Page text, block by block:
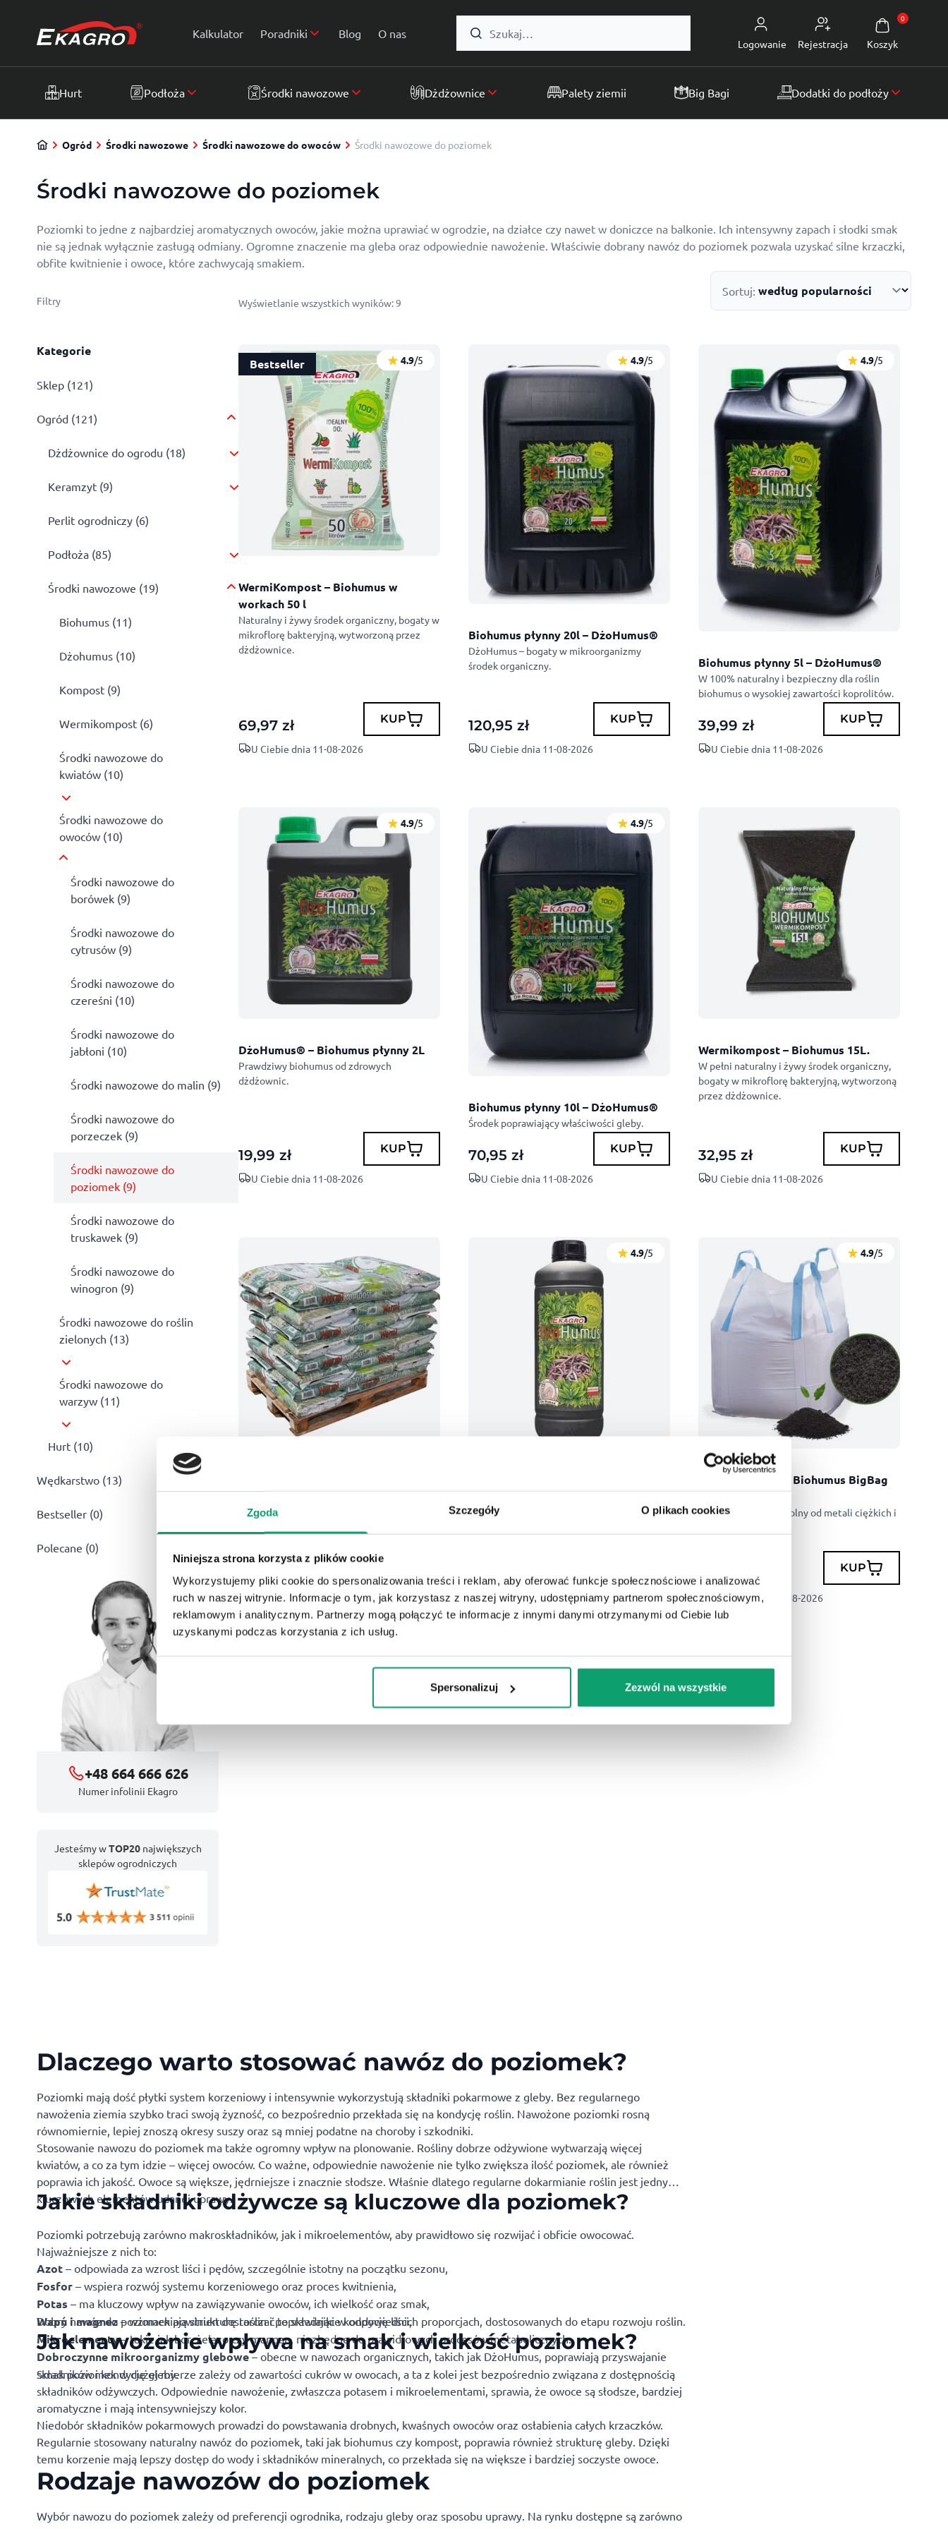
Zgoda Szczegóły O plikach cookies
Niniejsza strona korzysta z plików cookie
Wykorzystujemy pliki cookie do spersonalizowania treści i reklam, aby oferować funkcje społecznościowe i analizować
ruch w naszej witrynie. Informacje o tym, jak korzystasz z naszej witryny, udostępniamy partnerom społecznościowym,
reklamowym i analitycznym. Partnerzy mogą połączyć te informacje z innymi danymi otrzymanymi od Ciebie lub
uzyskanymi podczas korzystania z ich usług.
Spersonalizuj Zezwól na wszystkie
Kalkulator
Poradniki Blog O nas
Logowanie
Rejestracja Koszyk
0
Hurt Podłoża Środki nawozowe Dżdżownice Palety ziemii Big Bagi Dodatki do podłoży
Ogród Środki nawozowe Środki nawozowe do owoców Środki nawozowe do poziomek
Środki nawozowe do poziomek
Poziomki to jedne z najbardziej aromatycznych owoców, jakie można uprawiać w ogrodzie, na działce czy nawet w doniczce na balkonie. Ich intensywny zapach i słodki smak
nie są jednak wyłącznie zasługą odmiany. Ogromne znaczenie ma gleba oraz odpowiednie nawożenie. Właściwie dobrany nawóz do poziomek pozwala uzyskać silne krzaczki,
obfite kwitnienie i owoce, które zachwycają smakiem.
Filtry
Kategorie
Sklep (121)
Ogród (121)
Dżdżownice do ogrodu (18)
Keramzyt (9)
Perlit ogrodniczy (6)
Podłoża (85)
Środki nawozowe (19)
Biohumus (11)
Dżohumus (10)
Kompost (9)
Wermikompost (6)
Środki nawozowe do
kwiatów (10)
Środki nawozowe do
owoców (10)
Środki nawozowe do
borówek (9)
Środki nawozowe do
cytrusów (9)
Środki nawozowe do
czereśni (10)
Środki nawozowe do
jabłoni (10)
Środki nawozowe do malin (9)
Środki nawozowe do
porzeczek (9)
Środki nawozowe do
poziomek (9)
Środki nawozowe do
truskawek (9)
Środki nawozowe do
winogron (9)
Środki nawozowe do roślin
zielonych (13)
Środki nawozowe do
warzyw (11)
Hurt (10)
Wędkarstwo (13)
Bestseller (0)
Polecane (0)
+48 664 666 626
Numer infolinii Ekagro
Jesteśmy wTOP20największych
sklepów ogrodniczych
Wyświetlanie wszystkich wyników: 9
Sortuj:
Bestseller 4.9/5
WermiKompost – Biohumus w
workach 50 l
Naturalny i żywy środek organiczny, bogaty w
mikroflorę bakteryjną, wytworzoną przez
dżdżownice.
69,97 zł KUP
U Ciebie dnia 11-08-2026
4.9/5
Biohumus płynny 20l – DżoHumus®
DżoHumus – bogaty w mikroorganizmy
środek organiczny.
120,95 zł KUP
U Ciebie dnia 11-08-2026
4.9/5
Biohumus płynny 5l – DżoHumus®
W 100% naturalny i bezpieczny dla roślin
biohumus o wysokiej zawartości koprolitów.
39,99 zł KUP
U Ciebie dnia 11-08-2026
4.9/5
DżoHumus® – Biohumus płynny 2L
Prawdziwy biohumus od zdrowych
dżdżownic.
19,99 zł KUP
U Ciebie dnia 11-08-2026
4.9/5
Biohumus płynny 10l – DżoHumus®
Środek poprawiający właściwości gleby.
70,95 zł KUP
U Ciebie dnia 11-08-2026
Wermikompost – Biohumus 15L.
W pełni naturalny i żywy środek organiczny,
bogaty w mikroflorę bakteryjną, wytworzoną
przez dżdżownice.
32,95 zł KUP
U Ciebie dnia 11-08-2026
workach 1200l. – paleta
W pełni naturalny środek nawozowy od
1199,00zł
U Ciebie dnia 13-08-2026
4.9/5
Płynna substancja organiczna wytworzona w
przewodzie pokarmowym dżdżownic.
12,75zł
U Ciebie dnia 11-08-2026
4.9/5
WermiKompost – Biohumus BigBag
1500 l
Środek organiczny wolny od metali ciężkich i
1598,99zł KUP
U Ciebie dnia 13-08-2026
Dlaczego warto stosować nawóz do poziomek?
Poziomki mają dość płytki system korzeniowy i intensywnie wykorzystują składniki pokarmowe z gleby. Bez regularnego
nawożenia ziemia szybko traci swoją żyzność, co bezpośrednio przekłada się na kondycję roślin. Nawożone poziomki rosną
równomiernie, lepiej znoszą okresy suszy oraz są mniej podatne na choroby i szkodniki.
Stosowanie nawozu do poziomek ma także ogromny wpływ na plonowanie. Rośliny dobrze odżywione wytwarzają więcej
kwiatów, a co za tym idzie – więcej owoców. Co ważne, odpowiednie nawożenie nie tylko zwiększa ilość poziomek, ale również
poprawia ich jakość. Owoce są większe, jędrniejsze i znacznie słodsze. Właśnie dlatego regularne dokarmianie roślin jest jednym z
kluczowych elementów udanej uprawy.
Jakie składniki odżywcze są kluczowe dla poziomek?
Poziomki potrzebują zarówno makroskładników, jak i mikroelementów, aby prawidłowo się rozwijać i obficie owocować.
Najważniejsze z nich to:
Azot – odpowiada za wzrost liści i pędów, szczególnie istotny na początku sezonu,
Fosfor – wspiera rozwój systemu korzeniowego oraz proces kwitnienia,
Potas – ma kluczowy wpływ na zawiązywanie owoców, ich wielkość oraz smak,
Wapń i magnez – wzmacniają strukturę roślin i poprawiające kondycję liści,
Mikroelementy– takie jak bor, żelazo czy mangan, niezbędne do prawidłowych procesów metabolicznych.
Dobroczynne mikroorganizmy glebowe– obecne w nawozach organicznych, takich jak DżoHumus, poprawiają przyswajanie
składników i kondycję gleby.
Dobry nawóz do poziomek powinien dostarczać te składniki w odpowiednich proporcjach, dostosowanych do etapu rozwoju roślin.
Jak nawożenie wpływa na smak i wielkość poziomek?
Smak poziomek w dużej mierze zależy od zawartości cukrów w owocach, a ta z kolei jest bezpośrednio związana z dostępnością
składników odżywczych. Odpowiednie nawożenie, zwłaszcza potasem i mikroelementami, sprawia, że owoce są słodsze, bardziej
aromatyczne i mają intensywniejszy kolor.
Niedobór składników pokarmowych prowadzi do powstawania drobnych, kwaśnych owoców oraz osłabienia całych krzaczków.
Regularnie stosowany naturalny nawóz do poziomek, taki jak biohumus czy kompost, poprawia również strukturę gleby. Dzięki
temu korzenie mają lepszy dostęp do wody i składników mineralnych, co przekłada się na większe i bardziej soczyste owoce.
Rodzaje nawozów do poziomek
Wybór nawozu do poziomek zależy od preferencji ogrodnika, rodzaju gleby oraz sposobu uprawy. Na rynku dostępne są zarówno